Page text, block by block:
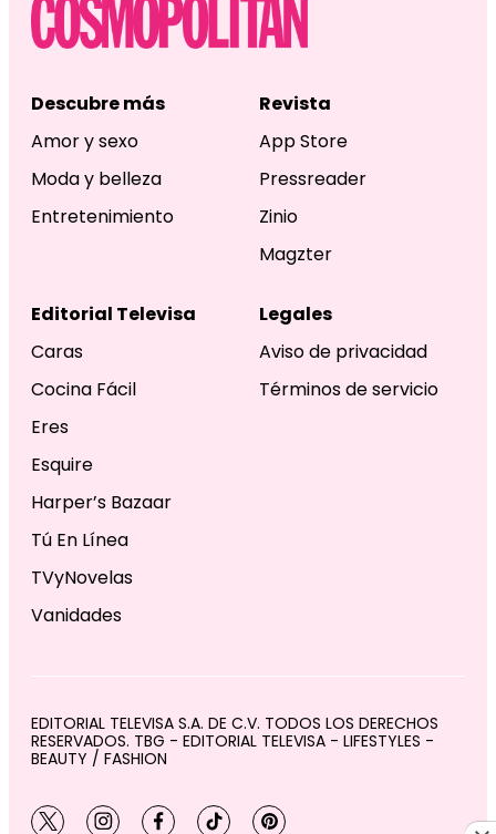
Descubre más
Amor y sexo
Moda y belleza
Entretenimiento
Revista
App Store
Pressreader
Zinio
Magzter
Editorial Televisa
Caras
Cocina Fácil
Eres
Esquire
Harper’s Bazaar
Tú En Línea
TVyNovelas
Vanidades
Legales
Aviso de privacidad
Términos de servicio
EDITORIAL TELEVISA S.A. DE C.V. TODOS LOS DERECHOS
RESERVADOS. TBG - EDITORIAL TELEVISA - LIFESTYLES -
BEAUTY / FASHION